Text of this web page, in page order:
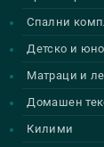
Спални
Детско и
Матраци и
Домашен
Килими